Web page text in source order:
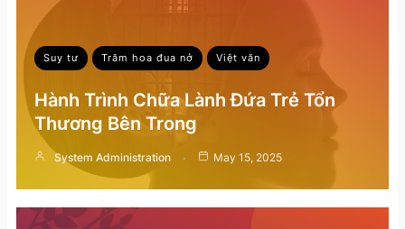
Suy tư Trăm hoa đua nở Việt văn
Hành Trình Chữa Lành Đứa Trẻ Tổn
Thương Bên Trong
System Administration May 15, 2025